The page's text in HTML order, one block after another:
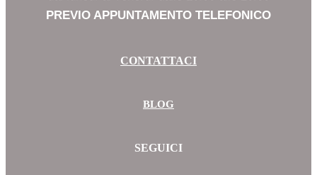
PREVIO APPUNTAMENTO TELEFONICO
CONTATTACI
BLOG
SEGUICI